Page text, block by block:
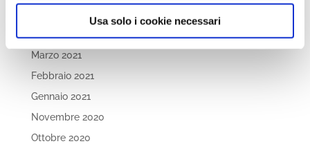
Usa solo i cookie necessari
Aprile 2021
Marzo 2021
Febbraio 2021
Gennaio 2021
Novembre 2020
Ottobre 2020